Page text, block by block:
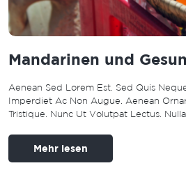
Mandarinen und
Aenean Sed Lorem Est. Sed Quis
Imperdiet Ac Non Augue. Aenean
Tristique. Nunc Ut Volutpat Lectus.
Mehr lesen